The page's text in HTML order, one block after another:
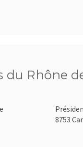
du Rhône
8753